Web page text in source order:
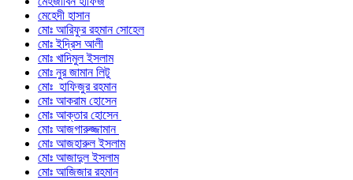
মেহেদী হাসান
মোঃ আরিফুর রহমান সোহেল
মোঃ ইদ্রিস আলী
মোঃ খাদিমুল ইসলাম
মোঃ নুর জামান লিটু
মোঃ হাফিজুর রহমান
মোঃ আকরাম হোসেন
মোঃ আক্তার হোসেন
মোঃ আজগারুজ্জামান
মোঃ আজহারুল ইসলাম
মোঃ আজাদুল ইসলাম
মোঃ আজিজার রহমান